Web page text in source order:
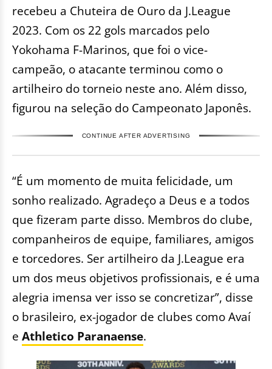
recebeu a Chuteira de Ouro da J.League
2023. Com os 22 gols marcados pelo
Yokohama F-Marinos, que foi o vice-
campeão, o atacante terminou como o
artilheiro do torneio neste ano. Além disso,
figurou na seleção do Campeonato Japonês.
CONTINUE AFTER ADVERTISING
“É um momento de muita felicidade, um
sonho realizado. Agradeço a Deus e a todos
que fizeram parte disso. Membros do clube,
companheiros de equipe, familiares, amigos
e torcedores. Ser artilheiro da J.League era
um dos meus objetivos profissionais, e é uma
alegria imensa ver isso se concretizar”, disse
o brasileiro, ex-jogador de clubes como Avaí
e Athletico Paranaense.